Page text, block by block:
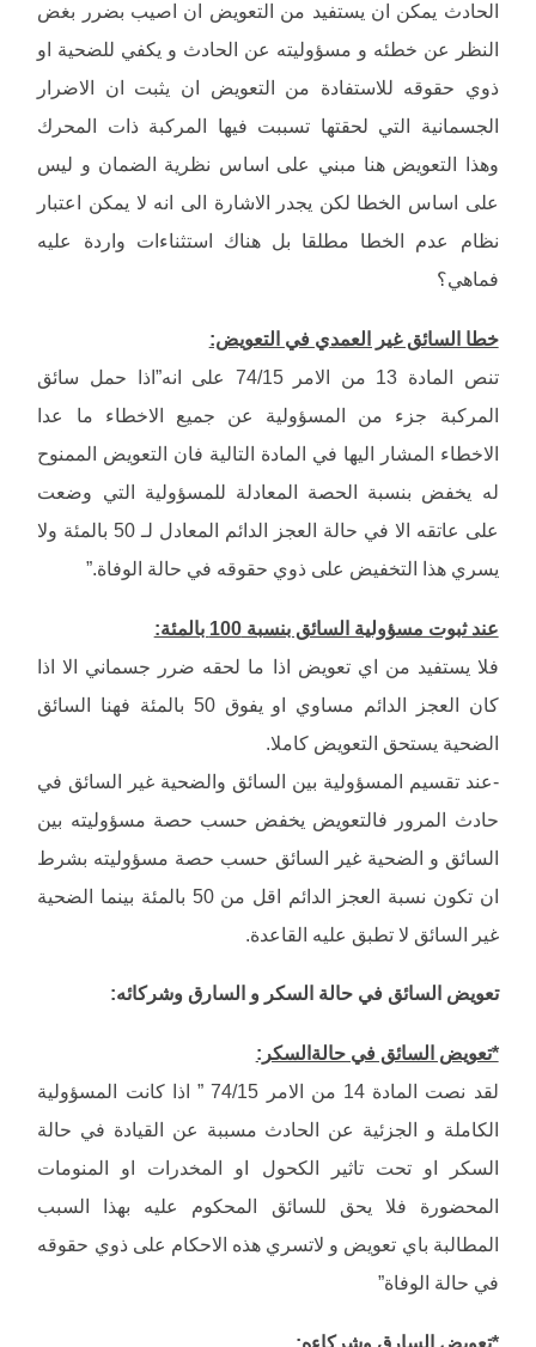
الحادث يمكن ان يستفيد من التعويض ان اصيب بضرر بغض
النظر عن خطئه و مسؤوليته عن الحادث و يكفي للضحية او
ذوي حقوقه للاستفادة من التعويض ان يثبت ان الاضرار
الجسمانية التي لحقتها تسببت فيها المركبة ذات المحرك
وهذا التعويض هنا مبني على اساس نظرية الضمان و ليس
على اساس الخطا لكن يجدر الاشارة الى انه لا يمكن اعتبار
نظام عدم الخطا مطلقا بل هناك استثناءات واردة عليه
فماهي؟
خطا السائق غير العمدي في التعويض:
تنص المادة 13 من الامر 74/15 على انه”اذا حمل سائق
المركبة جزء من المسؤولية عن جميع الاخطاء ما عدا
الاخطاء المشار اليها في المادة التالية فان التعويض الممنوح
له يخفض بنسبة الحصة المعادلة للمسؤولية التي وضعت
على عاتقه الا في حالة العجز الدائم المعادل لـ 50 بالمئة ولا
يسري هذا التخفيض على ذوي حقوقه في حالة الوفاة.”
عند ثبوت مسؤولية السائق بنسبة 100 بالمئة:
فلا يستفيد من اي تعويض اذا ما لحقه ضرر جسماني الا اذا
كان العجز الدائم مساوي او يفوق 50 بالمئة فهنا السائق
الضحية يستحق التعويض كاملا.
-عند تقسيم المسؤولية بين السائق والضحية غير السائق في
حادث المرور فالتعويض يخفض حسب حصة مسؤوليته بين
السائق و الضحية غير السائق حسب حصة مسؤوليته بشرط
ان تكون نسبة العجز الدائم اقل من 50 بالمئة بينما الضحية
غير السائق لا تطبق عليه القاعدة.
تعويض السائق في حالة السكر و السارق وشركائه:
*تعويض السائق في حالةالسكر:
لقد نصت المادة 14 من الامر 74/15 ” اذا كانت المسؤولية
الكاملة و الجزئية عن الحادث مسببة عن القيادة في حالة
السكر او تحت تاثير الكحول او المخدرات او المنومات
المحضورة فلا يحق للسائق المحكوم عليه بهذا السبب
المطالبة باي تعويض و لاتسري هذه الاحكام على ذوي حقوقه
في حالة الوفاة”
*تعويض السارق وشركاءه: